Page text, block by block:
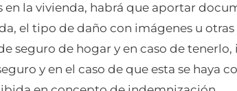
en la vivienda, habrá que aportar
el tipo de daño con imágenes u
seguro de hogar y en caso de
y en el caso de que esta se haya